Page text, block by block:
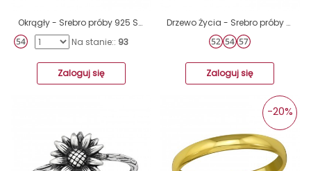
Okrągły - Srebro próby 925 Srebrne pierścionki A4S38657
Na stanie:: 93
Zaloguj się
Drzewo Życia - Srebro próby 925 Srebrne pierścionki A4S46475
Zaloguj się
-20%